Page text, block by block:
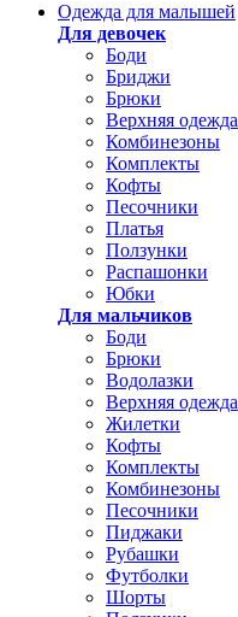
Одежда для малышей
Для девочек
Боди
Бриджи
Брюки
Верхняя одежда
Комбинезоны
Комплекты
Кофты
Песочники
Платья
Ползунки
Распашонки
Юбки
Для мальчиков
Боди
Брюки
Водолазки
Верхняя одежда
Жилетки
Кофты
Комплекты
Комбинезоны
Песочники
Пиджаки
Рубашки
Футболки
Шорты